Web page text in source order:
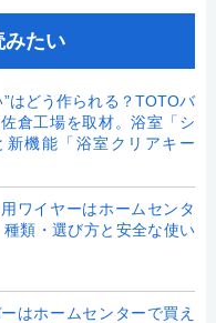
みたい
”はどう作られる？TOTOバ
倉工場を取材。浴室「シ
新機能「浴室クリアキー
ワイヤーはホームセンタ
種類・選び方と安全な使い
はホームセンターで買え